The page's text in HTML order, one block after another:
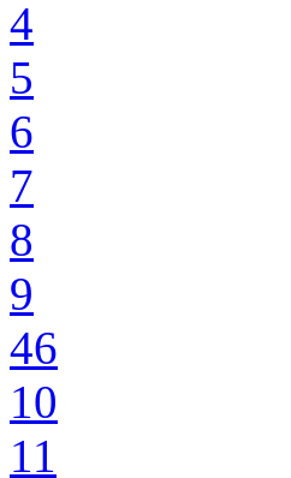
4
5
6
7
8
9
46
10
11